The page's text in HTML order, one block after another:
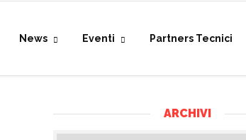
News Eventi Partners Tecnici
ARCHIVI